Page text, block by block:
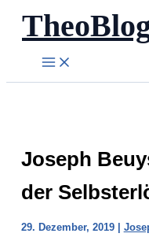
Zum
Inhalt
springen
Joseph
der
29. Dezember, 2019 |